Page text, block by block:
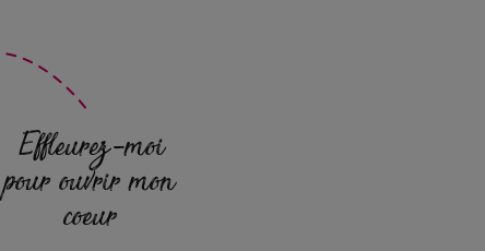
Effleurez-moi
pour ouvrir mon
coeur